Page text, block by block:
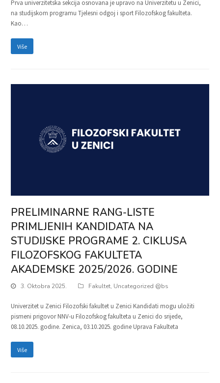
Prva univerzitetska sekcija osnovana je upravo na Univerzitetu u Zenici,
na studijskom programu Tjelesni odgoj i sport Filozofskog fakulteta.
Kao…
Više
PRELIMINARNE RANG-LISTE
PRIMLJENIH KANDIDATA NA
STUDIJSKE PROGRAME 2. CIKLUSA
FILOZOFSKOG FAKULTETA
AKADEMSKE 2025/2026. GODINE
3. Oktobra 2025. Fakultet, Uncategorized @bs
Univerzitet u Zenici Filozofski fakultet u Zenici Kandidati mogu uložiti
pismeni prigovor NNV-u Filozofskog fakulteta u Zenici do srijede,
08.10.2025. godine. Zenica, 03.10.2025. godine Uprava Fakulteta
Više